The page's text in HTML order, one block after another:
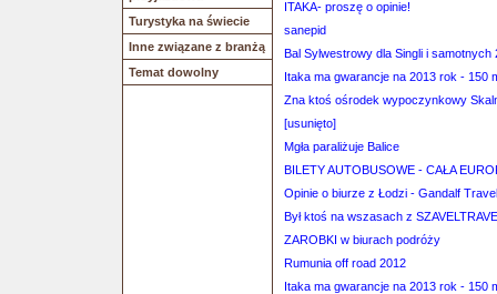
Turystyka na świecie
Inne związane z branżą
Temat dowolny
ITAKA- proszę o opinie!
sanepid
Bal Sylwestrowy dla Singli i samotnych
Itaka ma gwarancje na 2013 rok - 150
Zna ktoś ośrodek wypoczynkowy
[usunięto]
Mgła paraliżuje Balice
BILETY AUTOBUSOWE - CAŁA
Opinie o biurze z Łodzi - Gandalf Travel
Był ktoś na wszasach z
ZAROBKI w biurach podróży
Rumunia off road 2012
Itaka ma gwarancje na 2013 rok - 150